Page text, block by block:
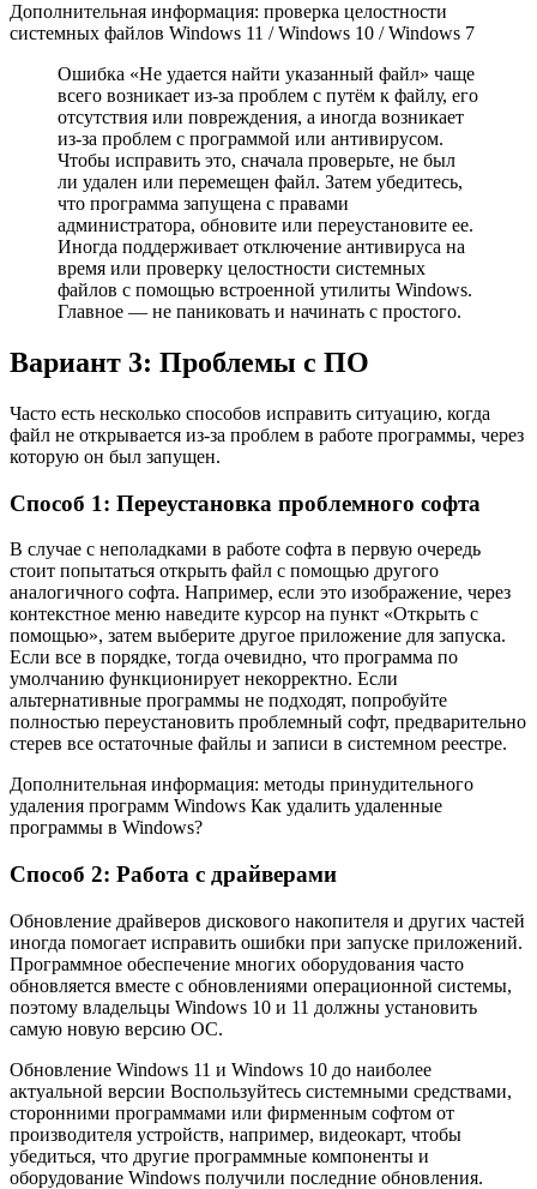
Дополнительная информация: проверка целостности
системных файлов Windows 11 / Windows 10 / Windows 7
Ошибка «Не удается найти указанный файл» чаще
всего возникает из-за проблем с путём к файлу, его
отсутствия или повреждения, а иногда возникает
из-за проблем с программой или антивирусом.
Чтобы исправить это, сначала проверьте, не был
ли удален или перемещен файл. Затем убедитесь,
что программа запущена с правами
администратора, обновите или переустановите ее.
Иногда поддерживает отключение антивируса на
время или проверку целостности системных
файлов с помощью встроенной утилиты Windows.
Главное — не паниковать и начинать с простого.
Вариант 3: Проблемы с ПО
Часто есть несколько способов исправить ситуацию, когда
файл не открывается из-за проблем в работе программы, через
которую он был запущен.
Способ 1: Переустановка проблемного софта
В случаe с неполадками в работе софта в первую очередь
стоит попытаться открыть файл с помощью другого
аналогичного софта. Например, если это изображение, через
контекстное меню наведите курсор на пункт «Открыть с
помощью», затем выберите другое приложение для запуска.
Если все в порядке, тогда очевидно, что программа по
умолчанию функционирует некорректно. Если
альтернативные программы не подходят, попробуйте
полностью переустановить проблемный софт, предварительно
стерев все остаточные файлы и записи в системном реестре.
Дополнительная информация: методы принудительного
удаления программ Windows Как удалить удаленные
программы в Windows?
Способ 2: Работа с драйверами
Обновление драйверов дискового накопителя и других частей
иногда помогает исправить ошибки при запуске приложений.
Программное обеспечение многих оборудования часто
обновляется вместе с обновлениями операционной системы,
поэтому владельцы Windows 10 и 11 должны установить
самую новую версию OC.
Обновление Windows 11 и Windows 10 до наиболее
актуальной версии Воспользуйтесь системными средствами,
сторонними программами или фирменным софтом от
производителя устройств, например, видеокарт, чтобы
убедиться, что другие программные компоненты и
оборудование Windows получили последние обновления.